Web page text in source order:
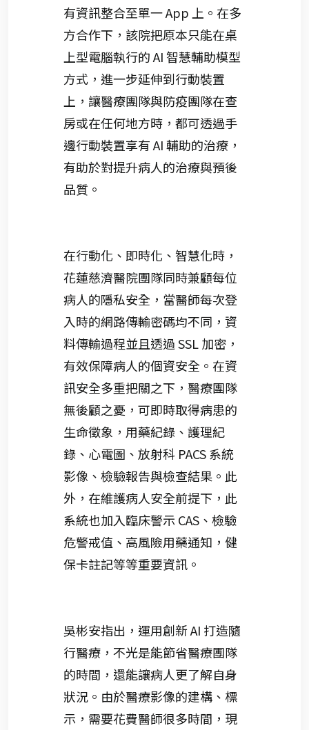
有資訊整合至單一 App 上。在多
方合作下，該院把原本只能在桌
上型電腦執行的 AI 智慧輔助模型
方式，進一步延伸到行動裝置
上，讓醫療團隊與防疫團隊在查
房或在任何地方時，都可透過手
邊行動裝置享有 AI 輔助的治療，
有助於對提升病人的治療與預後
品質。
在行動化、即時化、智慧化時，
花蓮慈濟醫院團隊同時兼顧每位
病人的隱私安全，當醫師每次登
入時的網路傳輸密碼均不同，資
料傳輸過程並且透過 SSL 加密，
有效保障病人的個資安全。在資
訊安全多重把關之下，醫療團隊
無後顧之憂，可即時取得病患的
生命徵象，用藥紀錄、護理紀
錄、心電圖、放射科 PACS 系統
影像、檢驗報告與檢查結果。此
外，在維護病人安全前提下，此
系統也加入臨床警示 CAS、檢驗
危警戒值、高風險用藥通知，健
保卡註記等等重要資訊。
吳彬安指出，運用創新 AI 打造隨
行醫療，不光是能節省醫療團隊
的時間，還能讓病人更了解自身
狀況。由於醫療影像的建構、標
示，需要花費醫師很多時間，現